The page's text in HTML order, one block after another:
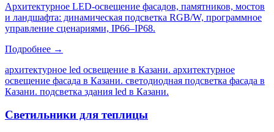
Архитектурное LED-освещение фасадов, памятников, мостов
и ландшафта: динамическая подсветка RGB/W, программное
управление сценариями, IP66–IP68.
Подробнее →
архитектурное led освещение в Казани. архитектурное
освещение фасада в Казани. светодиодная подсветка фасада в
Казани. подсветка здания led в Казани.
Светильники для теплицы